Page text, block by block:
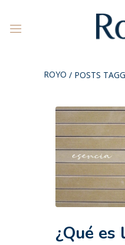
ROYO / POSTS
¿Qué es